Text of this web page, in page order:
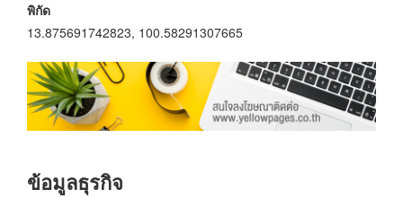
พิกัด
13.875691742823, 100.58291307665
ข้อมูลธุรกิจ